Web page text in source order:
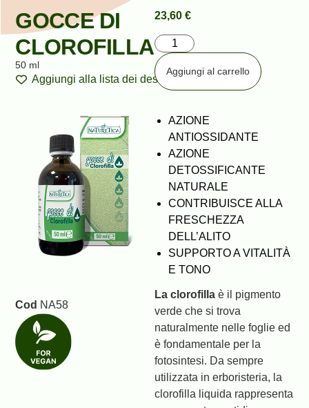
GOCCE DI
CLOROFILLA
50 ml
Aggiungi alla lista dei desideri
Cod NA58
23,60 €
Aggiungi al carrello
AZIONE
ANTIOSSIDANTE
AZIONE
DETOSSIFICANTE
NATURALE
CONTRIBUISCE ALLA
FRESCHEZZA
DELL’ALITO
SUPPORTO A VITALITÀ
E TONO
La clorofilla è il pigmento
verde che si trova
naturalmente nelle foglie ed
è fondamentale per la
fotosintesi. Da sempre
utilizzata in erboristeria, la
clorofilla liquida rappresenta